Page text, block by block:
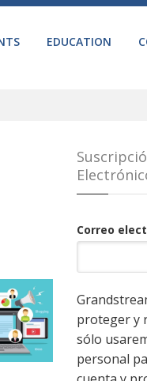
EDUCATION
Correo
proteger y
sólo
personal